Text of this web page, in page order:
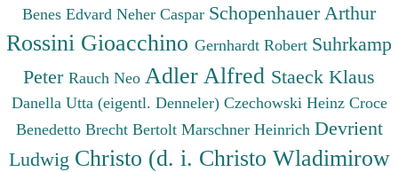
Benes Edvard Neher Caspar Schopenhauer Arthur
Rossini Gioacchino Gernhardt Robert Suhrkamp
Peter Rauch Neo Adler Alfred Staeck Klaus
Danella Utta (eigentl. Denneler) Czechowski Heinz Croce
Benedetto Brecht Bertolt Marschner Heinrich Devrient
Ludwig Christo (d. i. Christo Wladimirow